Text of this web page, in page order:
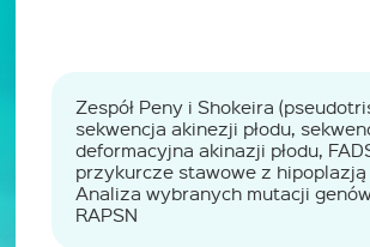
Zespół Peny i Shokeira
sekwencja akinezji płodu,
deformacyjna akinazji płodu,
przykurcze stawowe z hipoplazją
Analiza wybranych mutacji
RAPSN